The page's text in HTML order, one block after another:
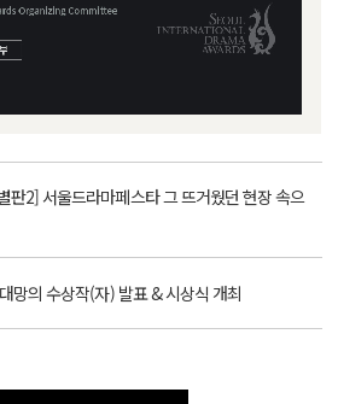
판2] 서울드라마페스타 그 뜨거웠던 현장 속으
망의 수상작(자) 발표 & 시상식 개최